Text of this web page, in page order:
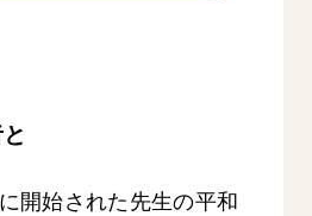
開始された先生の平和